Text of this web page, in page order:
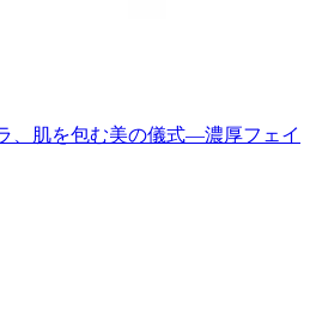
、肌を包む美の儀式―濃厚フェイ